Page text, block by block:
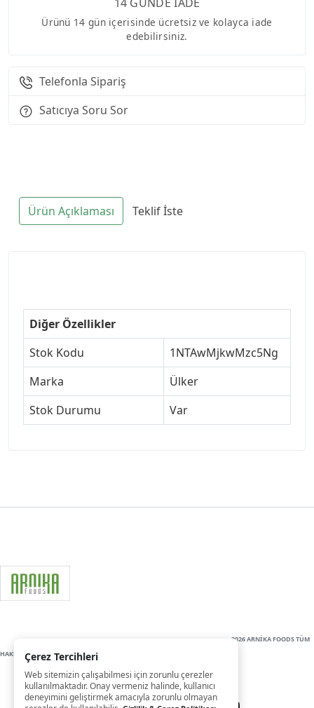
Ürünü 14 gün içerisinde ücretsiz ve kolayca iade
edebilirsiniz.
Telefonla Sipariş
Satıcıya Soru Sor
Ürün Açıklaması Teklif İste
Diğer Özellikler
Stok Kodu
1NTAwMjkwMzc5Ng
Marka
Ülker
Stok Durumu
Var
2026 ARNİKA FOODS TÜM
HAKLARI SAKLIDIR
Çerez Tercihleri
Web sitemizin çalışabilmesi için zorunlu çerezler
kullanılmaktadır. Onay vermeniz halinde, kullanıcı
deneyimini geliştirmek amacıyla zorunlu olmayan